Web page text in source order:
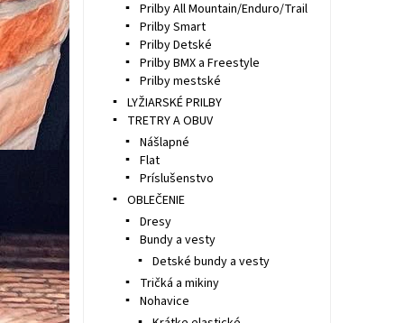
Prilby All Mountain/Enduro/Trail
Prilby Smart
Prilby Detské
Prilby BMX a Freestyle
Prilby mestské
LYŽIARSKÉ PRILBY
TRETRY A OBUV
Nášlapné
Flat
Príslušenstvo
OBLEČENIE
Dresy
Bundy a vesty
Detské bundy a vesty
Tričká a mikiny
Nohavice